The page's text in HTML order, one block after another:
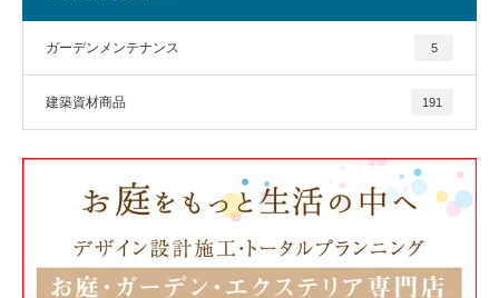
ガーデンメンテナンス 5
建築資材商品 191